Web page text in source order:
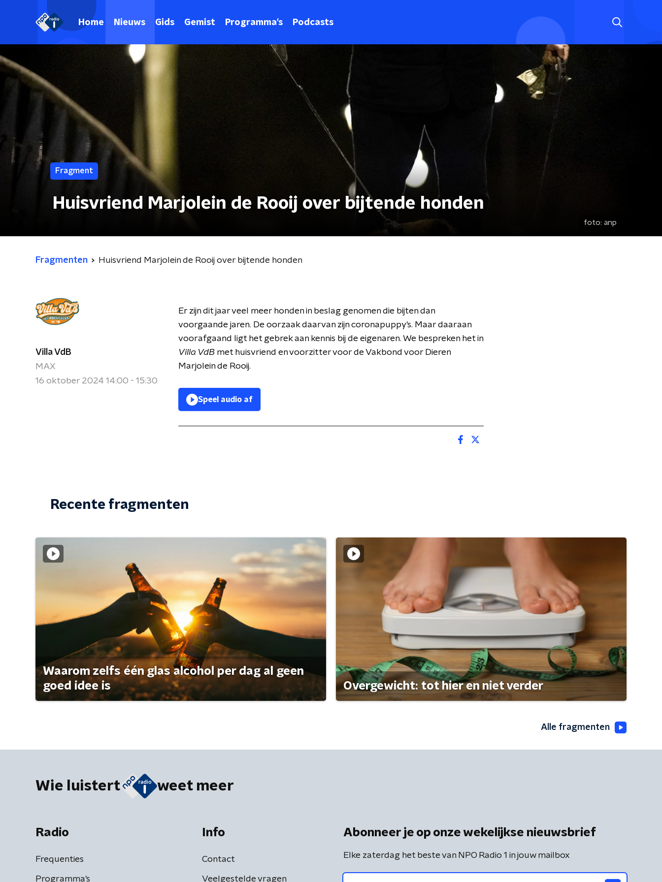
Home Nieuws Gids Gemist Programma's Podcasts
Fragment
Huisvriend Marjolein de Rooij over bijtende honden
foto: anp
Fragmenten Huisvriend Marjolein de Rooij over bijtende honden
Villa VdB
MAX
16 oktober 2024 14:00 - 15:30
Er zijn dit jaar veel meer honden in beslag genomen die bijten dan
voorgaande jaren. De oorzaak daarvan zijn coronapuppy's. Maar daaraan
voorafgaand ligt het gebrek aan kennis bij de eigenaren. We bespreken het in
Villa VdB met huisvriend en voorzitter voor de Vakbond voor Dieren
Marjolein de Rooij.
Speel audio af
Recente fragmenten
Waarom zelfs één glas alcohol per dag al geen
goed idee is
Overgewicht: tot hier en niet verder
Alle fragmenten
Wie luistert weet meer
Radio
Frequenties
Programma's
Info
Contact
Veelgestelde vragen
Abonneer je op onze wekelijkse nieuwsbrief
Elke zaterdag het beste van NPO Radio 1 in jouw mailbox